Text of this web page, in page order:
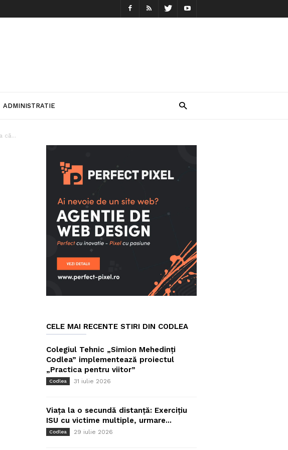
ADMINISTRATIE
că...
CELE MAI RECENTE STIRI DIN CODLEA
Colegiul Tehnic „Simion Mehedinți
Codlea” implementează proiectul
„Practica pentru viitor”
Codlea 31 iulie 2026
Viața la o secundă distanță: Exercițiu
ISU cu victime multiple, urmare...
Codlea 29 iulie 2026